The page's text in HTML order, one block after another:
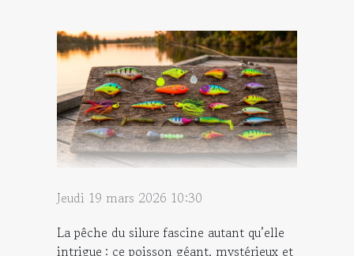
Jeudi 19 mars 2026 10:30
La pêche du silure fascine autant qu’elle
intrigue : ce poisson géant, mystérieux et